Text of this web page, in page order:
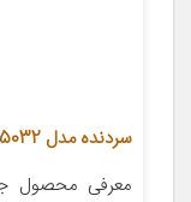
سردنده مدل Z5032 مناسب برای تیبا